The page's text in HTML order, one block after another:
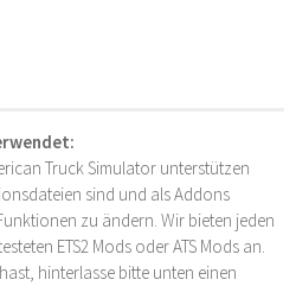
Truck Simulator unterstützen
sind und als Addons
zu ändern. Wir bieten jeden
ETS2 Mods oder ATS Mods an.
hinterlasse bitte unten einen